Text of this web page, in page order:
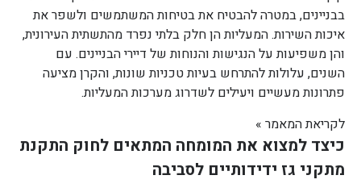
בבניינים, במטרה להבטיח את בטיחות המשתמשים ולשפר את
איכות השירות. המעליות הן חלק בלתי נפרד מהתשתית העירונית,
והן משפיעות על הנגישות והנוחות של דיירי הבניינים. עם
השנים, עלולות להתרחש בעיות טכניות שונות, והקרן מציעה
פתרונות מעשיים ויעילים לשדרוג מערכות המעליות.
לקריאת המאמר »
כיצד למצוא את המומחה המתאים לחוק התקנת
מתקני גז ידידותיים לסביבה